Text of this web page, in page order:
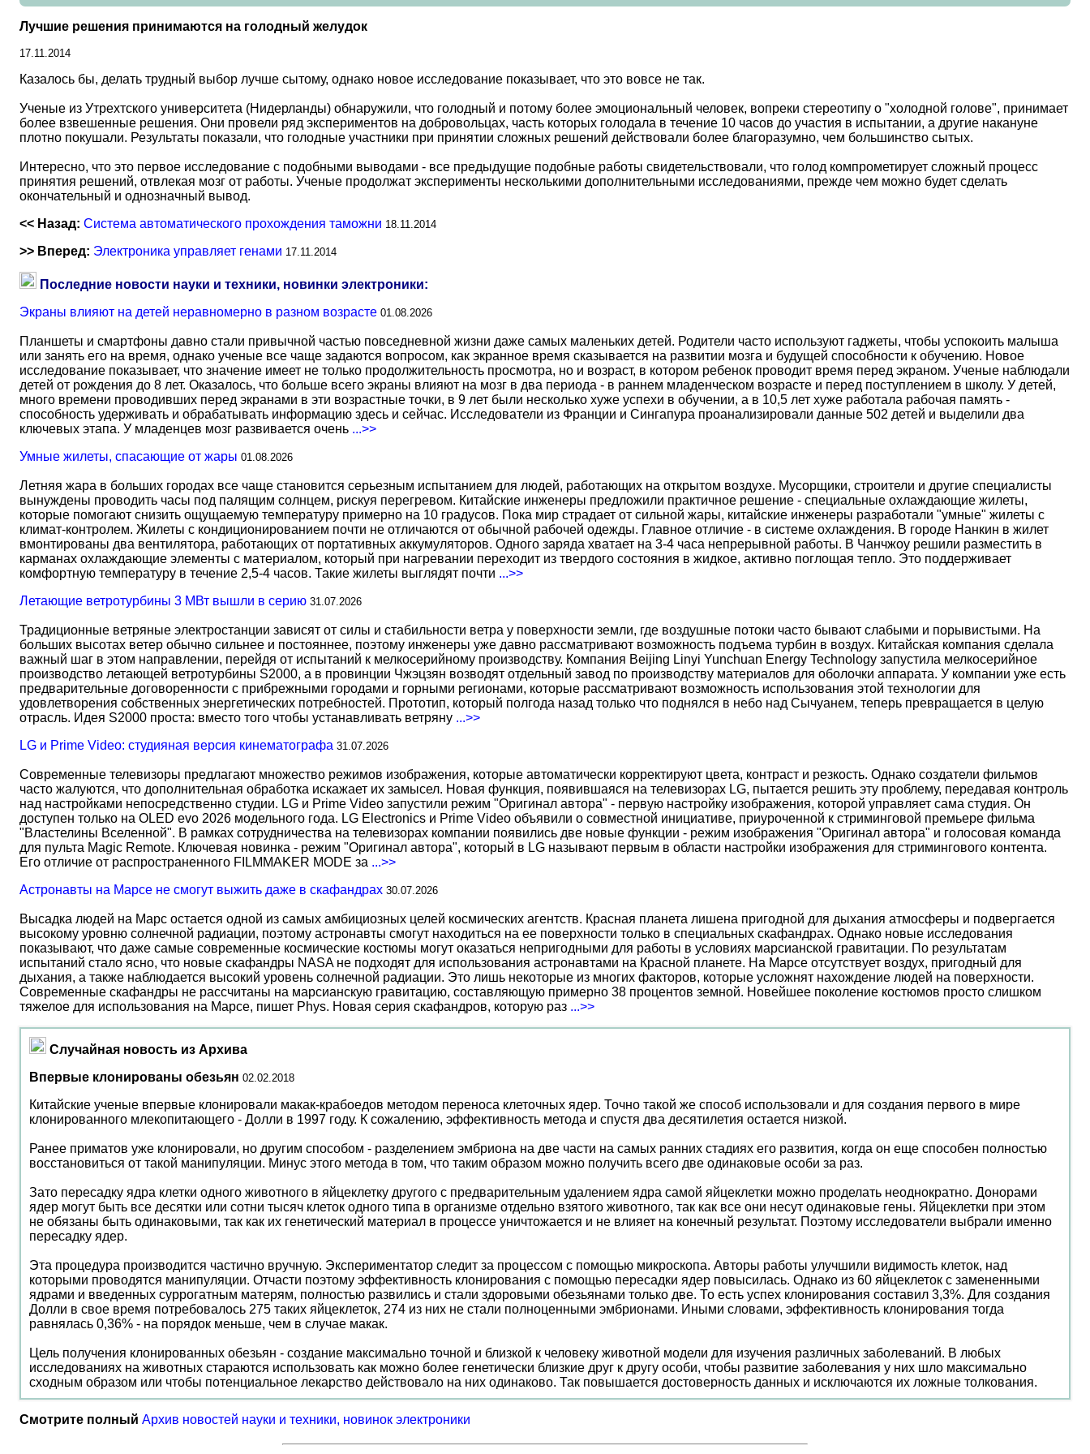
Лучшие решения принимаются на голодный желудок
17.11.2014
Казалось бы, делать трудный выбор лучше сытому, однако новое исследование показывает, что это вовсе не так.
Ученые из Утрехтского университета (Нидерланды) обнаружили, что голодный и потому более эмоциональный человек, вопреки стереотипу о "холодной голове", принимает
более взвешенные решения. Они провели ряд экспериментов на добровольцах, часть которых голодала в течение 10 часов до участия в испытании, а другие накануне
плотно покушали. Результаты показали, что голодные участники при принятии сложных решений действовали более благоразумно, чем большинство сытых.
Интересно, что это первое исследование с подобными выводами - все предыдущие подобные работы свидетельствовали, что голод компрометирует сложный процесс
принятия решений, отвлекая мозг от работы. Ученые продолжат эксперименты несколькими дополнительными исследованиями, прежде чем можно будет сделать
окончательный и однозначный вывод.
<< Назад: Система автоматического прохождения таможни 18.11.2014
>> Вперед: Электроника управляет генами 17.11.2014
Последние новости науки и техники, новинки электроники:
Экраны влияют на детей неравномерно в разном возрасте 01.08.2026
Планшеты и смартфоны давно стали привычной частью повседневной жизни даже самых маленьких детей. Родители часто используют гаджеты, чтобы успокоить малыша
или занять его на время, однако ученые все чаще задаются вопросом, как экранное время сказывается на развитии мозга и будущей способности к обучению. Новое
исследование показывает, что значение имеет не только продолжительность просмотра, но и возраст, в котором ребенок проводит время перед экраном. Ученые наблюдали
детей от рождения до 8 лет. Оказалось, что больше всего экраны влияют на мозг в два периода - в раннем младенческом возрасте и перед поступлением в школу. У детей,
много времени проводивших перед экранами в эти возрастные точки, в 9 лет были несколько хуже успехи в обучении, а в 10,5 лет хуже работала рабочая память -
способность удерживать и обрабатывать информацию здесь и сейчас. Исследователи из Франции и Сингапура проанализировали данные 502 детей и выделили два
ключевых этапа. У младенцев мозг развивается очень ...>>
Умные жилеты, спасающие от жары 01.08.2026
Летняя жара в больших городах все чаще становится серьезным испытанием для людей, работающих на открытом воздухе. Мусорщики, строители и другие специалисты
вынуждены проводить часы под палящим солнцем, рискуя перегревом. Китайские инженеры предложили практичное решение - специальные охлаждающие жилеты,
которые помогают снизить ощущаемую температуру примерно на 10 градусов. Пока мир страдает от сильной жары, китайские инженеры разработали "умные" жилеты с
климат-контролем. Жилеты с кондиционированием почти не отличаются от обычной рабочей одежды. Главное отличие - в системе охлаждения. В городе Нанкин в жилет
вмонтированы два вентилятора, работающих от портативных аккумуляторов. Одного заряда хватает на 3-4 часа непрерывной работы. В Чанчжоу решили разместить в
карманах охлаждающие элементы с материалом, который при нагревании переходит из твердого состояния в жидкое, активно поглощая тепло. Это поддерживает
комфортную температуру в течение 2,5-4 часов. Такие жилеты выглядят почти ...>>
Летающие ветротурбины 3 МВт вышли в серию 31.07.2026
Традиционные ветряные электростанции зависят от силы и стабильности ветра у поверхности земли, где воздушные потоки часто бывают слабыми и порывистыми. На
больших высотах ветер обычно сильнее и постояннее, поэтому инженеры уже давно рассматривают возможность подъема турбин в воздух. Китайская компания сделала
важный шаг в этом направлении, перейдя от испытаний к мелкосерийному производству. Компания Beijing Linyi Yunchuan Energy Technology запустила мелкосерийное
производство летающей ветротурбины S2000, а в провинции Чжэцзян возводят отдельный завод по производству материалов для оболочки аппарата. У компании уже есть
предварительные договоренности с прибрежными городами и горными регионами, которые рассматривают возможность использования этой технологии для
удовлетворения собственных энергетических потребностей. Прототип, который полгода назад только что поднялся в небо над Сычуанем, теперь превращается в целую
отрасль. Идея S2000 проста: вместо того чтобы устанавливать ветряну ...>>
LG и Prime Video: студияная версия кинематографа 31.07.2026
Современные телевизоры предлагают множество режимов изображения, которые автоматически корректируют цвета, контраст и резкость. Однако создатели фильмов
часто жалуются, что дополнительная обработка искажает их замысел. Новая функция, появившаяся на телевизорах LG, пытается решить эту проблему, передавая контроль
над настройками непосредственно студии. LG и Prime Video запустили режим "Оригинал автора" - первую настройку изображения, которой управляет сама студия. Он
доступен только на OLED evo 2026 модельного года. LG Electronics и Prime Video объявили о совместной инициативе, приуроченной к стриминговой премьере фильма
"Властелины Вселенной". В рамках сотрудничества на телевизорах компании появились две новые функции - режим изображения "Оригинал автора" и голосовая команда
для пульта Magic Remote. Ключевая новинка - режим "Оригинал автора", который в LG называют первым в области настройки изображения для стримингового контента.
Его отличие от распространенного FILMMAKER MODE за ...>>
Астронавты на Марсе не смогут выжить даже в скафандрах 30.07.2026
Высадка людей на Марс остается одной из самых амбициозных целей космических агентств. Красная планета лишена пригодной для дыхания атмосферы и подвергается
высокому уровню солнечной радиации, поэтому астронавты смогут находиться на ее поверхности только в специальных скафандрах. Однако новые исследования
показывают, что даже самые современные космические костюмы могут оказаться непригодными для работы в условиях марсианской гравитации. По результатам
испытаний стало ясно, что новые скафандры NASA не подходят для использования астронавтами на Красной планете. На Марсе отсутствует воздух, пригодный для
дыхания, а также наблюдается высокий уровень солнечной радиации. Это лишь некоторые из многих факторов, которые усложнят нахождение людей на поверхности.
Современные скафандры не рассчитаны на марсианскую гравитацию, составляющую примерно 38 процентов земной. Новейшее поколение костюмов просто слишком
тяжелое для использования на Марсе, пишет Phys. Новая серия скафандров, которую раз ...>>
Случайная новость из Архива
Впервые клонированы обезьян 02.02.2018
Китайские ученые впервые клонировали макак-крабоедов методом переноса клеточных ядер. Точно такой же способ использовали и для создания первого в мире
клонированного млекопитающего - Долли в 1997 году. К сожалению, эффективность метода и спустя два десятилетия остается низкой.
Ранее приматов уже клонировали, но другим способом - разделением эмбриона на две части на самых ранних стадиях его развития, когда он еще способен полностью
восстановиться от такой манипуляции. Минус этого метода в том, что таким образом можно получить всего две одинаковые особи за раз.
Зато пересадку ядра клетки одного животного в яйцеклетку другого с предварительным удалением ядра самой яйцеклетки можно проделать неоднократно. Донорами
ядер могут быть все десятки или сотни тысяч клеток одного типа в организме отдельно взятого животного, так как все они несут одинаковые гены. Яйцеклетки при этом
не обязаны быть одинаковыми, так как их генетический материал в процессе уничтожается и не влияет на конечный результат. Поэтому исследователи выбрали именно
пересадку ядер.
Эта процедура производится частично вручную. Экспериментатор следит за процессом с помощью микроскопа. Авторы работы улучшили видимость клеток, над
которыми проводятся манипуляции. Отчасти поэтому эффективность клонирования с помощью пересадки ядер повысилась. Однако из 60 яйцеклеток с замененными
ядрами и введенных суррогатным матерям, полностью развились и стали здоровыми обезьянами только две. То есть успех клонирования составил 3,3%. Для создания
Долли в свое время потребовалось 275 таких яйцеклеток, 274 из них не стали полноценными эмбрионами. Иными словами, эффективность клонирования тогда
равнялась 0,36% - на порядок меньше, чем в случае макак.
Цель получения клонированных обезьян - создание максимально точной и близкой к человеку животной модели для изучения различных заболеваний. В любых
исследованиях на животных стараются использовать как можно более генетически близкие друг к другу особи, чтобы развитие заболевания у них шло максимально
сходным образом или чтобы потенциальное лекарство действовало на них одинаково. Так повышается достоверность данных и исключаются их ложные толкования.
Смотрите полный Архив новостей науки и техники, новинок электроники